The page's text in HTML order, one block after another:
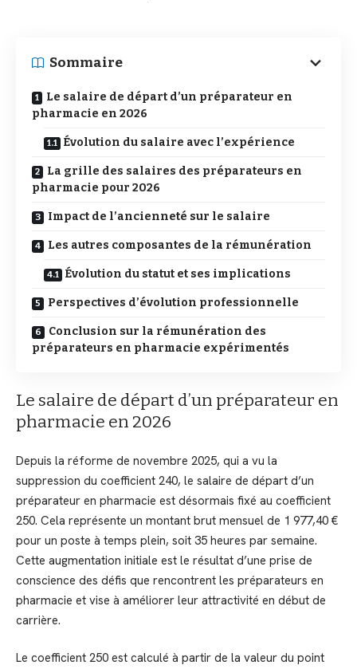
Sommaire
Le salaire de départ d’un préparateur en
pharmacie en 2026
Évolution du salaire avec l’expérience
La grille des salaires des préparateurs en
pharmacie pour 2026
Impact de l’ancienneté sur le salaire
Les autres composantes de la rémunération
Évolution du statut et ses implications
Perspectives d’évolution professionnelle
Conclusion sur la rémunération des
préparateurs en pharmacie expérimentés
Le salaire de départ d’un préparateur en
pharmacie en 2026
Depuis la réforme de novembre 2025, qui a vu la
suppression du coefficient 240, le salaire de départ d’un
préparateur en pharmacie est désormais fixé au coefficient
250. Cela représente un montant brut mensuel de 1 977,40 €
pour un poste à temps plein, soit 35 heures par semaine.
Cette augmentation initiale est le résultat d’une prise de
conscience des défis que rencontrent les préparateurs en
pharmacie et vise à améliorer leur attractivité en début de
carrière.
Le coefficient 250 est calculé à partir de la valeur du point